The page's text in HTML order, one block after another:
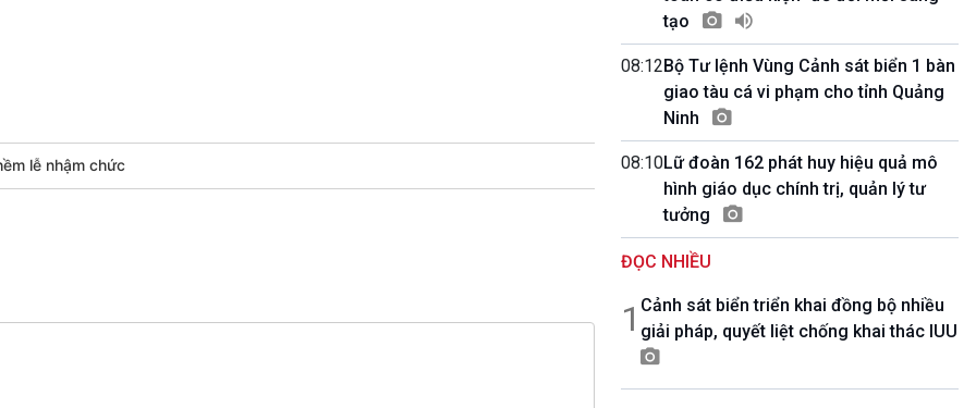
10 phút Sự kiện - Luận bàn
Dòng chảy sự kiện
Đối thoại
Chuyện đêm
lễ nhậm chức
tạo
08:12Bộ Tư lệnh Vùng Cảnh sát biển 1 bàn
giao tàu cá vi phạm cho tỉnh Quảng
Ninh
08:10Lữ đoàn 162 phát huy hiệu quả mô
hình giáo dục chính trị, quản lý tư
tưởng
ĐỌC NHIỀU
1 Cảnh sát biển triển khai đồng bộ nhiều
giải pháp, quyết liệt chống khai thác IUU